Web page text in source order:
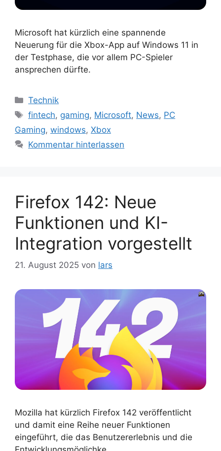
Microsoft hat kürzlich eine spannende
Neuerung für die Xbox-App auf Windows 11 in
der Testphase, die vor allem PC-Spieler
ansprechen dürfte.
Kategorien
Technik
Schlagwörter
fintech, gaming, Microsoft, News, PC
Gaming, windows, Xbox
Kommentar hinterlassen
Firefox 142: Neue
Funktionen und KI-
Integration vorgestellt
21. August 2025 von lars
Mozilla hat kürzlich Firefox 142 veröffentlicht
und damit eine Reihe neuer Funktionen
eingeführt, die das Benutzererlebnis und die